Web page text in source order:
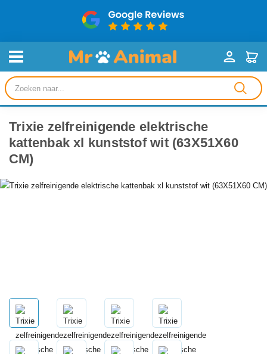
Producten
zoeken
Trixie zelfreinigende elektrische
kattenbak xl kunststof wit (63X51X60
CM)